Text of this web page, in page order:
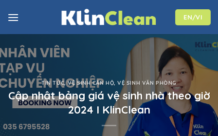
EN/VI
TIN TỨC,VỆ SINH CĂN HỘ,VỆ SINH VĂN PHÒNG
Cập nhật bảng giá vệ sinh nhà theo giờ
2024 I KlinClean